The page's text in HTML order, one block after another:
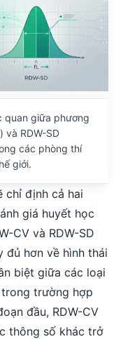
quan giữa phương
và RDW-SD
các phòng thí
giới.
chỉ định cả hai
giá huyết học
CV và RDW-SD
đủ hơn về hình thái
biệt giữa các loại
trong trường hợp
đầu, RDW-CV
thông số khác trở